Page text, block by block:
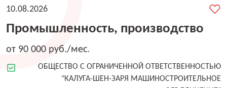
Промышленность, производство
10.08.2026
от 90 000 руб./мес.
ОБЩЕСТВО С ОГРАНИЧЕННОЙ ОТВЕТСТВЕННОСТЬЮ
"КАЛУГА-ШЕН-ЗАРЯ МАШИНОСТРОИТЕЛЬНОЕ